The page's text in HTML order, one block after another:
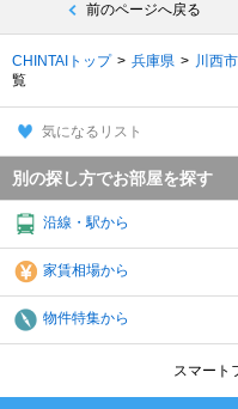
前のページへ戻る
CHINTAIトップ 兵庫県 川西市
覧
気になるリスト
別の探し方でお部屋を探す
沿線・駅から
家賃相場から
物件特集から
スマート